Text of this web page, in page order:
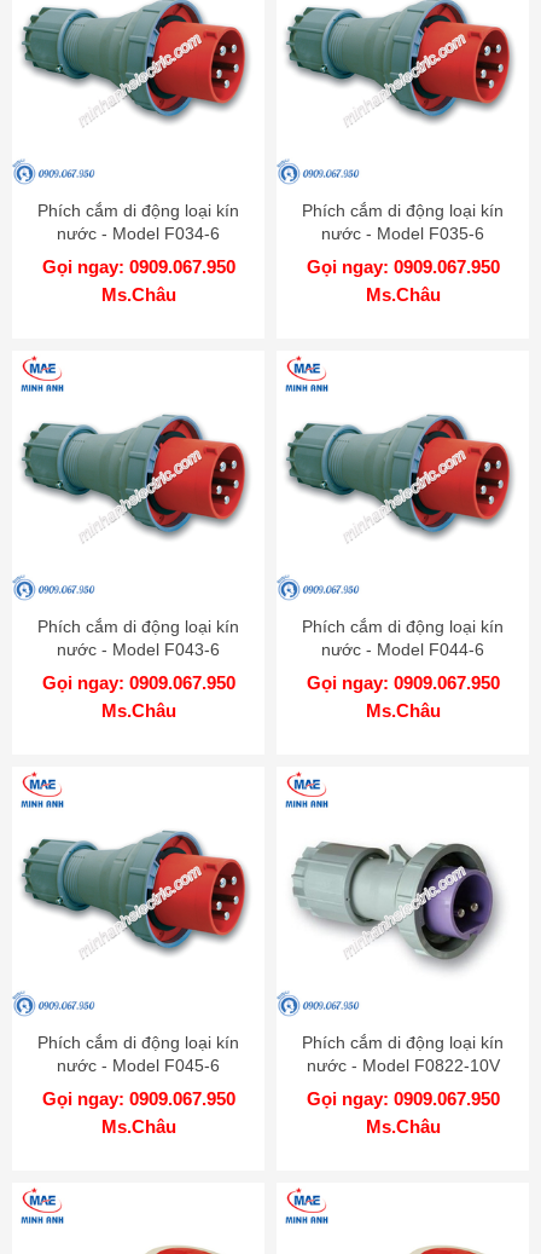
Phích cắm di động loại kín
nước - Model F034-6
Gọi ngay: 0909.067.950
Ms.Châu
Phích cắm di động loại kín
nước - Model F035-6
Gọi ngay: 0909.067.950
Ms.Châu
Phích cắm di động loại kín
nước - Model F043-6
Gọi ngay: 0909.067.950
Ms.Châu
Phích cắm di động loại kín
nước - Model F044-6
Gọi ngay: 0909.067.950
Ms.Châu
Phích cắm di động loại kín
nước - Model F045-6
Gọi ngay: 0909.067.950
Ms.Châu
Phích cắm di động loại kín
nước - Model F0822-10V
Gọi ngay: 0909.067.950
Ms.Châu